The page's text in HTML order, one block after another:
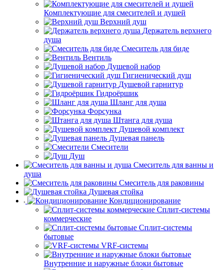
Комплектующие для смесителей и душей
Верхний душ
Держатель верхнего
душа
Смеситель для биде
Вентиль
Душевой набор
Гигиенический душ
Душевой гарнитур
Гидроёршик
Шланг для душа
Форсунка
Штанга для душа
Душевой комплект
Душевая панель
Смесители
Душ
Смеситель для ванны и
душа
Смеситель для раковины
Душевая стойка
Кондиционирование
Сплит-системы
коммерческие
Сплит-системы
бытовые
VRF-системы
Внутренние и наружные блоки бытовые